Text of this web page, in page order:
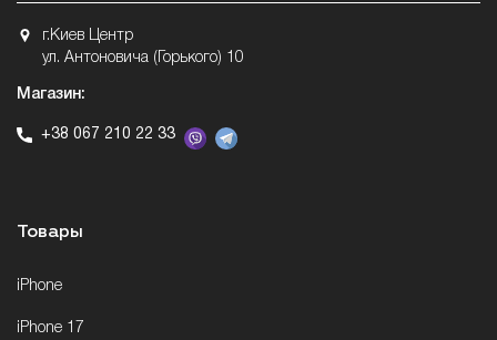
г.Киев Центр
ул. Антоновича (Горького) 10
Магазин:
+38 067 210 22 33
Товары
iPhone
iPhone 17